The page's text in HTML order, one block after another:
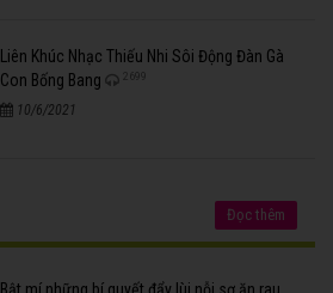
Liên Khúc Nhạc Thiếu Nhi Sôi Động Đàn Gà
Con Bống Bang
2699
10/6/2021
Đọc thêm